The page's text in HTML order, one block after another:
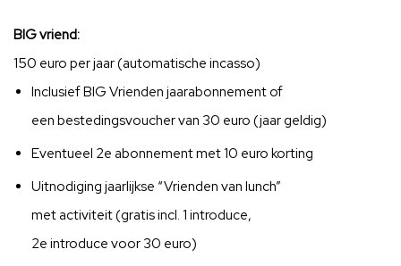
BIGvriend:
150 euro per jaar(automatische incasso)
InclusiefBIG Vrienden jaarabonnement of
een bestedingsvoucher van 30 euro (jaar geldig)
Eventueel 2e abonnementmet 10 euro korting
Uitnodiging jaarlijkse “Vrienden van lunch”
metactiviteit(gratisincl. 1 introduce,
2e introduce voor 30 euro)